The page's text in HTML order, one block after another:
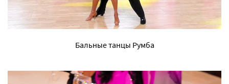
Бальные танцы Румба